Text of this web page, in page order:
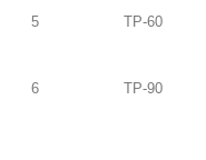
5 TP-60
6 TP-90